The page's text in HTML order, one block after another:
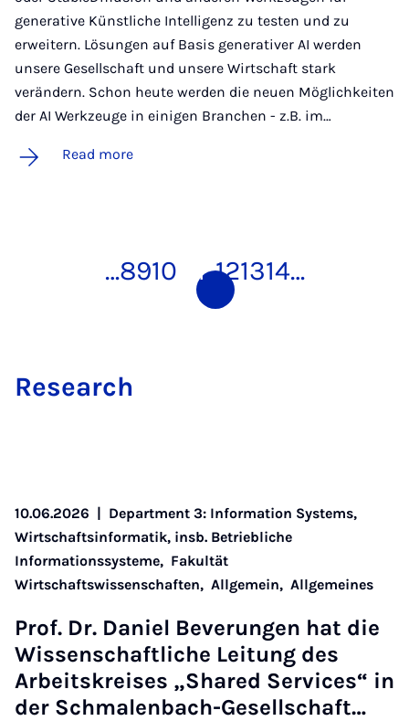
generative Künstliche Intelligenz zu testen und zu
erweitern. Lösungen auf Basis generativer AI werden
unsere Gesellschaft und unsere Wirtschaft stark
verändern. Schon heute werden die neuen Möglichkeiten
der AI Werkzeuge in einigen Branchen - z.B. im…
Read more
…8910 11 121314…
Re­search
10.06.2026 | Department 3: Information Systems,
Wirtschaftsinformatik, insb. Betriebliche
Informationssysteme, Fakultät
Wirtschaftswissenschaften, Allgemein, Allgemeines
Prof. Dr. Daniel Bever­ungen hat die
Wis­senschaft­liche Lei­tung des
Arbeit­skre­ises „Shared Ser­vices“ in
der Sch­malen­bach-Gesell­schaft…